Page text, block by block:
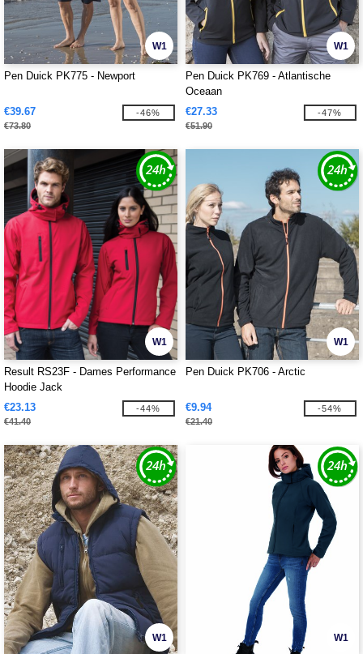
W1
Pen Duick PK775 - Newport
€39.67
€73.80
-46%
W1
Pen Duick PK769 - Atlantische
Oceaan
€27.33
€51.90
-47%
W1
Result RS23F - Dames Performance
Hoodie Jack
€23.13
€41.40
-44%
W1
Pen Duick PK706 - Arctic
€9.94
€21.40
-54%
W1 W1